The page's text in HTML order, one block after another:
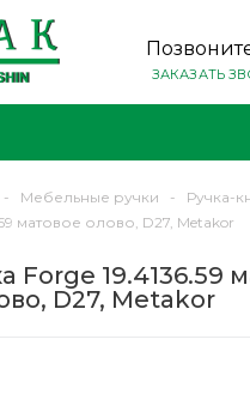
ЗАКАЗАТЬ
- Мебельные ручки -
Ручка-
матовое олово, D27, Metakor
Forge 19.4136.59
D27, Metakor